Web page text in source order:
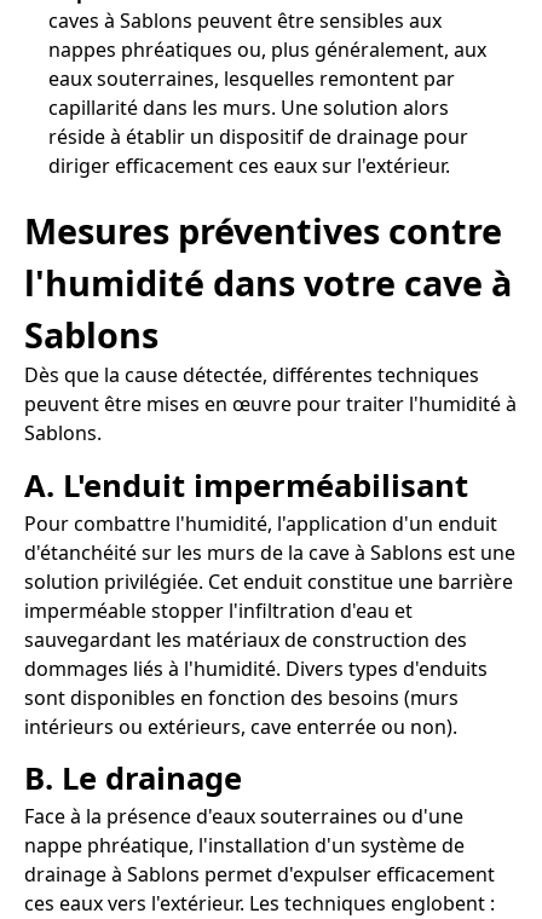
caves à Sablons peuvent être sensibles aux
nappes phréatiques ou, plus généralement, aux
eaux souterraines, lesquelles remontent par
capillarité dans les murs. Une solution alors
réside à établir un dispositif de drainage pour
diriger efficacement ces eaux sur l'extérieur.
Mesures préventives contre
l'humidité dans votre cave à
Sablons
Dès que la cause détectée, différentes techniques
peuvent être mises en œuvre pour traiter l'humidité à
Sablons.
A. L'enduit imperméabilisant
Pour combattre l'humidité, l'application d'un enduit
d'étanchéité sur les murs de la cave à Sablons est une
solution privilégiée. Cet enduit constitue une barrière
imperméable stopper l'infiltration d'eau et
sauvegardant les matériaux de construction des
dommages liés à l'humidité. Divers types d'enduits
sont disponibles en fonction des besoins (murs
intérieurs ou extérieurs, cave enterrée ou non).
B. Le drainage
Face à la présence d'eaux souterraines ou d'une
nappe phréatique, l'installation d'un système de
drainage à Sablons permet d'expulser efficacement
ces eaux vers l'extérieur. Les techniques englobent :